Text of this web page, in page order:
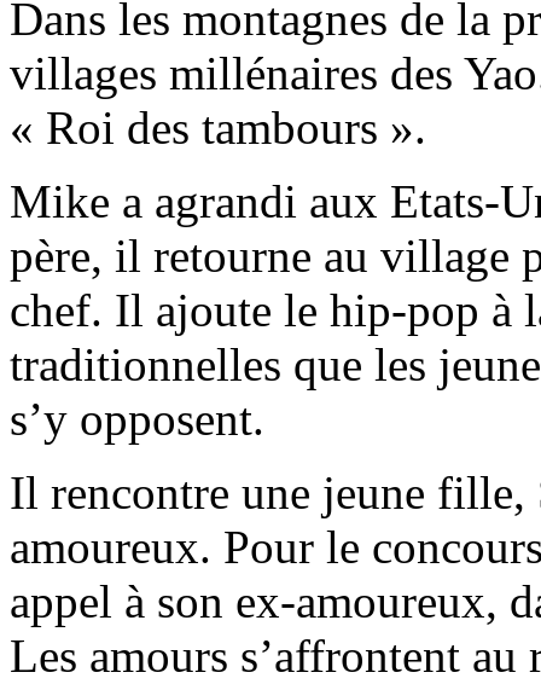
Dans les montagnes de la
villages millénaires des
« Roi des tambours ».
Mike a agrandi aux Etats-
père, il retourne au village
chef. Il ajoute le hip-pop à
traditionnelles que les
s’y opposent.
Il rencontre une jeune fille,
amoureux. Pour le
appel à son ex-amoureux,
Les amours s’affrontent